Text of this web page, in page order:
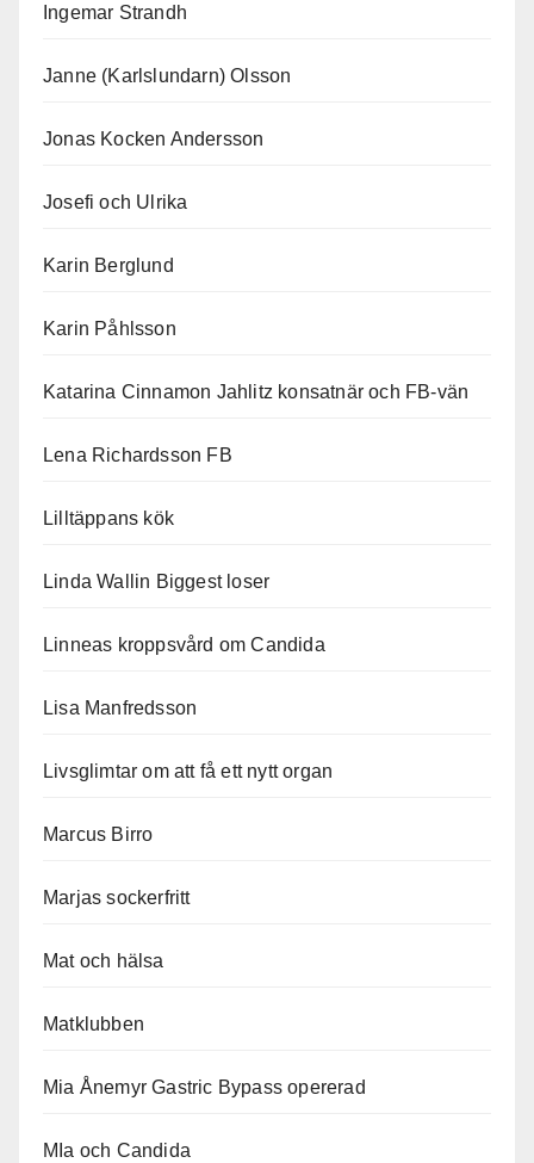
Ingemar Strandh
Janne (Karlslundarn) Olsson
Jonas Kocken Andersson
Josefi och Ulrika
Karin Berglund
Karin Påhlsson
Katarina Cinnamon Jahlitz konsatnär och FB-vän
Lena Richardsson FB
Lilltäppans kök
Linda Wallin Biggest loser
Linneas kroppsvård om Candida
Lisa Manfredsson
Livsglimtar om att få ett nytt organ
Marcus Birro
Marjas sockerfritt
Mat och hälsa
Matklubben
Mia Ånemyr Gastric Bypass opererad
MIa och Candida